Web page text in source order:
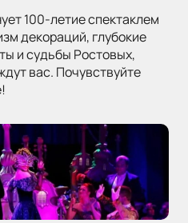
100-летие спектаклем
декораций, глубокие
и судьбы Ростовых,
вас. Почувствуйте